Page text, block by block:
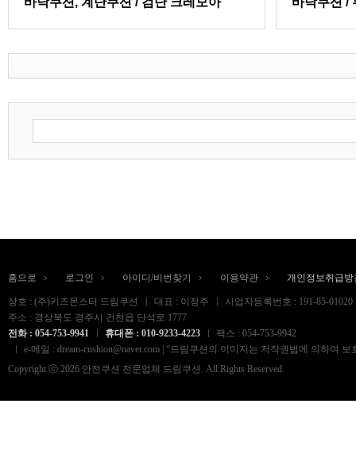
홈으로 로그인 아이디/비번찾기 이용약관 개인정보취급방
상호 : (주)키즈몬스터 드림쿠션 대표 : 이정주
사업자등록번호 : 191-85-01020
주소 : 경상북도 경주시 건천읍 단석로 1777
전화 : 054-753-9941
휴대폰 : 010-9233-4223
팩스 : 054-753-9942
e-메일 : dream-cushion@naver.com | “드림쿠션의 이미지는 저작권법에 의하
Copyright ⓒ 2026 안전쿠션 전문업체 드림쿠션. All Rights Reserved.